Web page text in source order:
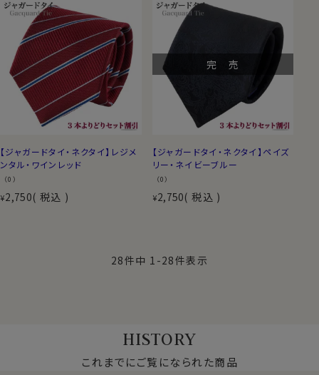
【ジャガードタイ・ネクタイ】レジメ
ンタル・ワインレッド
（0）
¥2,750 税込
完 売
【ジャガードタイ・ネクタイ】ペイズ
リー・ネイビーブルー
（0）
¥2,750 税込
28件中 1 -28件表示
HISTORY
これまでにご覧になられた商品